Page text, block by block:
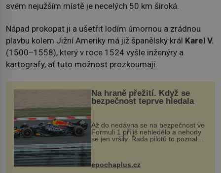
svém nejužším místě je necelých 50 km široká.
Nápad prokopat ji a ušetřit lodím úmornou a zrádnou
plavbu kolem Jižní Ameriky má již španělský král Karel V.
(1500–1558), který v roce 1524 vyšle inženýry a
kartografy, ať tuto možnost prozkoumají.
Na hraně přežití. Když se
bezpečnost teprve hledala
Až do nedávna se na bezpečnost ve
Formuli 1 příliš nehledělo a nehody
se jen vršily. Řada pilotů to poznala
na vlastní kůži, často s trvalými
následky nebo bohužel i ztrátou
života. Dnes nepochopiteln...
epochaplus.cz